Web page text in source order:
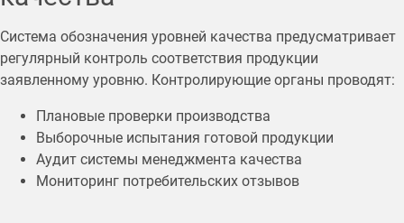
Система обозначения уровней качества предусматривает
регулярный контроль соответствия продукции
заявленному уровню. Контролирующие органы проводят:
Плановые проверки производства
Выборочные испытания готовой продукции
Аудит системы менеджмента качества
Мониторинг потребительских отзывов